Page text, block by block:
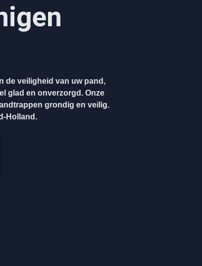
de veiligheid van uw pand,
glad en onverzorgd. Onze
grondig en veilig.
Holland.